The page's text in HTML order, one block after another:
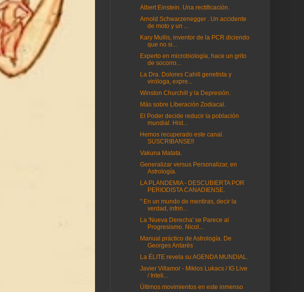
Albert Einstein. Una rectificación.
Arnold Schwarzenegger . Un accidente
de moto y un ...
Kary Mullis, inventor de la PCR diciendo
que no si...
Experto en microbiología, hace un grito
de socorro...
La Dra. Dolores Cahill genetista y
viróloga, expre...
Winston Churchill y la Depresión.
Más sobre Liberación Zodiacal.
El Poder decide reducir la población
mundial. Hist...
Hemos recuperado este canal.
SUSCRIBANSE!!
Vakuna Matata.
Generalizar versus Personalizar, en
Astrología.
LA PLANDEMIA - DESCUBIERTA POR
PERIODISTA CANADIENSE.
" En un mundo de mentiras, decir la
verdad, infrin...
La 'Nueva Derecha' se Parece al
Progresismo. Nicol...
Manual práctico de Astrología. De
Georges Antarés
La ÉLITE revela su AGENDA MUNDIAL.
Javier Villamor - Miklos Lukacs / IG Live
/ Inteli...
Últimos movimientos en este inmenso